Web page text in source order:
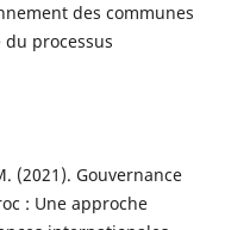
des communes
processus
(2021). Gouvernance
: Une approche